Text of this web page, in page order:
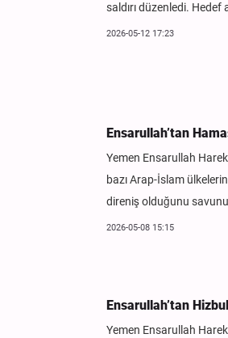
saldırı düzenledi.
2026-05-12 17:23
Ensarullah’tan
Yemen Ensarullah
bazı Arap-İslam
direniş olduğunu
2026-05-08 15:15
Ensarullah’tan
Yemen Ensarullah